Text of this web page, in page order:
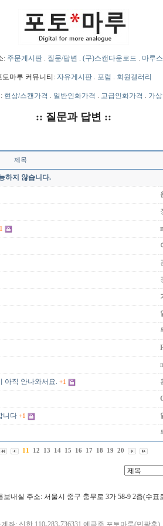
: 주문게시판. 질문/답변 . (구)스캔다운로드 . 마루
토마루 커뮤니티: 자유게시판. 포럼 . 회원갤러리
현상/스캔가격 . 일반인화가격 . 고급인화가격 . 가
:: 질문과 답변 ::
제목
하지 않습니다.
아직 안나와서요. +1
니다 +1
11 12 13 14 15 16 17 18 19 20
보내실 주소: 서울시 중구 충무로 3가 58-9 2층(수
좌: 신한 110-283-736331 예금주 포토마루(민광훈)